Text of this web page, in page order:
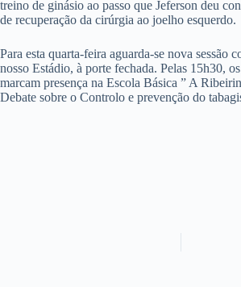
treino de ginásio ao passo que Jeferson deu
de recuperação da cirúrgia ao joelho esquerdo.
Para esta quarta-feira aguarda-se nova sessão
nosso Estádio, à porte fechada. Pelas 15h30,
marcam presença na Escola Básica ” A
Debate sobre o Controlo e prevenção do